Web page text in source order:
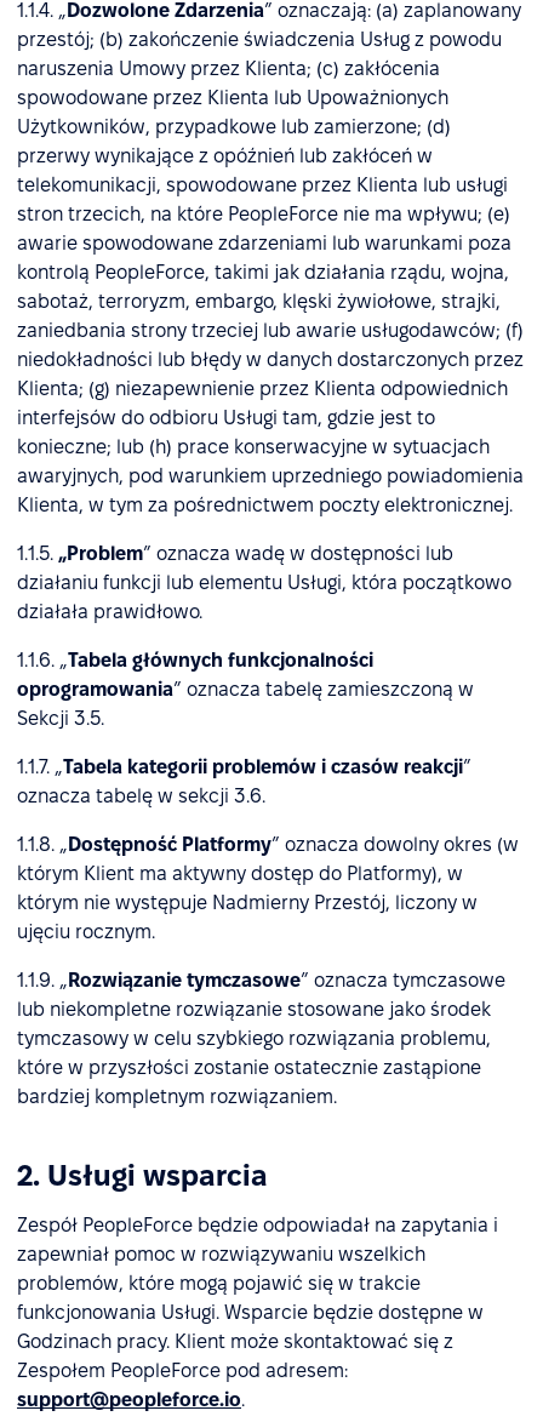
1.1.4. „ Dozwolone Zdarzenia” oznaczają: (a) zaplanowany
przestój; (b) zakończenie świadczenia Usług z powodu
naruszenia Umowy przez Klienta; (c) zakłócenia
spowodowane przez Klienta lub Upoważnionych
Użytkowników, przypadkowe lub zamierzone; (d)
przerwy wynikające z opóźnień lub zakłóceń w
telekomunikacji, spowodowane przez Klienta lub usługi
stron trzecich, na które PeopleForce nie ma wpływu; (e)
awarie spowodowane zdarzeniami lub warunkami poza
kontrolą PeopleForce, takimi jak działania rządu, wojna,
sabotaż, terroryzm, embargo, klęski żywiołowe, strajki,
zaniedbania strony trzeciej lub awarie usługodawców; (f)
niedokładności lub błędy w danych dostarczonych przez
Klienta; (g) niezapewnienie przez Klienta odpowiednich
interfejsów do odbioru Usługi tam, gdzie jest to
konieczne; lub (h) prace konserwacyjne w sytuacjach
awaryjnych, pod warunkiem uprzedniego powiadomienia
Klienta, w tym za pośrednictwem poczty elektronicznej.
1.1.5. „Problem” oznacza wadę w dostępności lub
działaniu funkcji lub elementu Usługi, która początkowo
działała prawidłowo.
1.1.6. „Tabela głównych funkcjonalności
oprogramowania” oznacza tabelę zamieszczoną w
Sekcji 3.5.
1.1.7. „Tabela kategorii problemów i czasów reakcji”
oznacza tabelę w sekcji 3.6.
1.1.8. „ Dostępność Platformy” oznacza dowolny okres (w
którym Klient ma aktywny dostęp do Platformy), w
którym nie występuje Nadmierny Przestój, liczony w
ujęciu rocznym.
1.1.9. „ Rozwiązanie tymczasowe” oznacza tymczasowe
lub niekompletne rozwiązanie stosowane jako środek
tymczasowy w celu szybkiego rozwiązania problemu,
które w przyszłości zostanie ostatecznie zastąpione
bardziej kompletnym rozwiązaniem.
2. Usługi wsparcia
Zespół PeopleForce będzie odpowiadał na zapytania i
zapewniał pomoc w rozwiązywaniu wszelkich
problemów, które mogą pojawić się w trakcie
funkcjonowania Usługi. Wsparcie będzie dostępne w
Godzinach pracy. Klient może skontaktować się z
Zespołem PeopleForce pod adresem:
support@peopleforce.io.